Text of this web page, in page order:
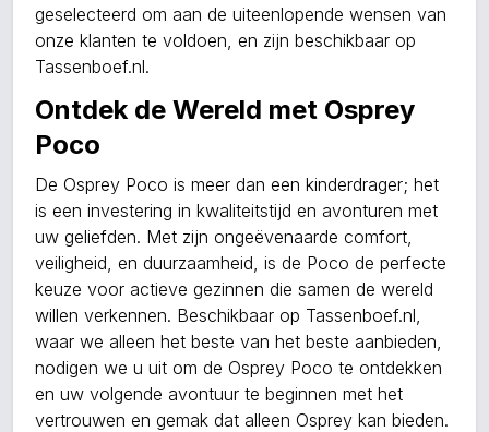
geselecteerd om aan de uiteenlopende wensen van
onze klanten te voldoen, en zijn beschikbaar op
Tassenboef.nl.
Ontdek de Wereld met Osprey
Poco
De Osprey Poco is meer dan een kinderdrager; het
is een investering in kwaliteitstijd en avonturen met
uw geliefden. Met zijn ongeëvenaarde comfort,
veiligheid, en duurzaamheid, is de Poco de perfecte
keuze voor actieve gezinnen die samen de wereld
willen verkennen. Beschikbaar op Tassenboef.nl,
waar we alleen het beste van het beste aanbieden,
nodigen we u uit om de Osprey Poco te ontdekken
en uw volgende avontuur te beginnen met het
vertrouwen en gemak dat alleen Osprey kan bieden.